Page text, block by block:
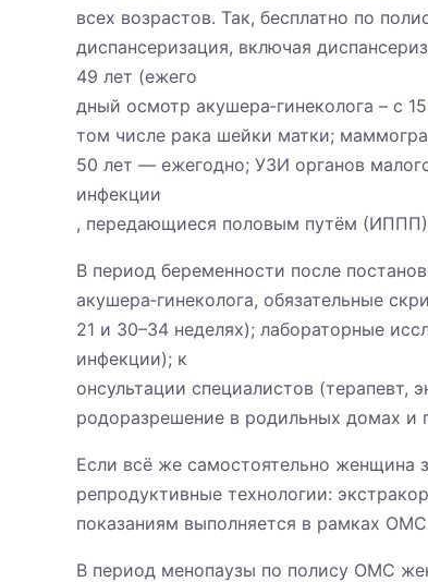
всех возрастов. Так, бесплатно по
диспансеризация, включая
49 лет (ежего
дный осмотр акушера‑гинеколога – с
том числе рака шейки матки;
50 лет — ежегодно; УЗИ органов
инфекции
, передающиеся половым путём
В период беременности после
акушера‑гинеколога, обязательные
21 и 30–34 неделях); лабораторные
инфекции); к
онсультации специалистов (терапевт,
родоразрешение в родильных домах и
Если всё же самостоятельно женщина
репродуктивные технологии:
показаниям выполняется в рамках
В период менопаузы по полису ОМС